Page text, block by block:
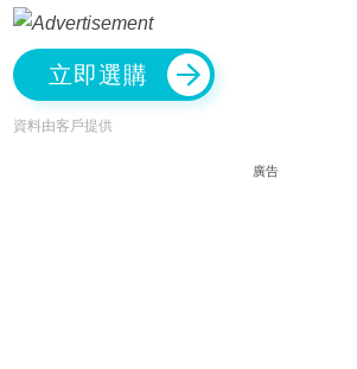
立即選購
資料由客戶提供
廣告